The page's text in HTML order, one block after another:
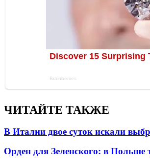
ЧИТАЙТЕ ТАКЖЕ
В Италии двое суток искали
Орден для Зеленского: в Польше